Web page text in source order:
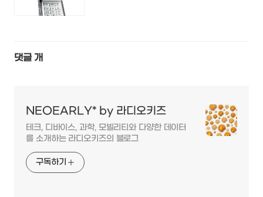
댓글 개
NEOEARLY* by 라디오키즈
테크, 디바이스, 과학, 모빌리티와 다양한 데이터
를 소개하는 라디오키즈의 블로그
구독하기